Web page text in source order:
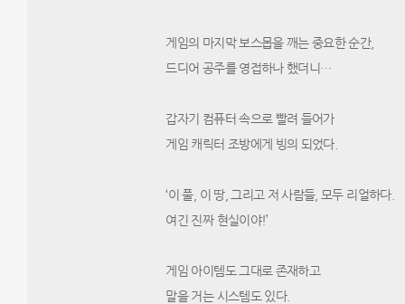
게임의 마지막 보스몹을 깨는 중요한 순간,
드디어 공주를 영접하나 했더니…
갑자기 컴퓨터 속으로 빨려 들어가
게임 캐릭터 조방에게 빙의 되었다.
‘이 풀, 이 땅, 그리고 저 사람들, 모두 리얼하다.
여긴 진짜 현실이야!’
게임 아이템도 그대로 존재하고
말을 거는 시스템도 있다.